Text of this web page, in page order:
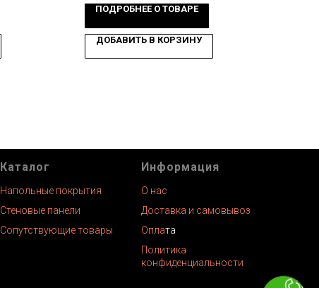
ПОДРОБНЕЕ О ТОВАРЕ
ДОБАВИТЬ В КОРЗИНУ
Каталог
Напольные покрытия
Стеновые панели
Сопутствующие товары
Информация
О нас
Доставка и самовывоз
Оплата
Политика
конфиденциальности